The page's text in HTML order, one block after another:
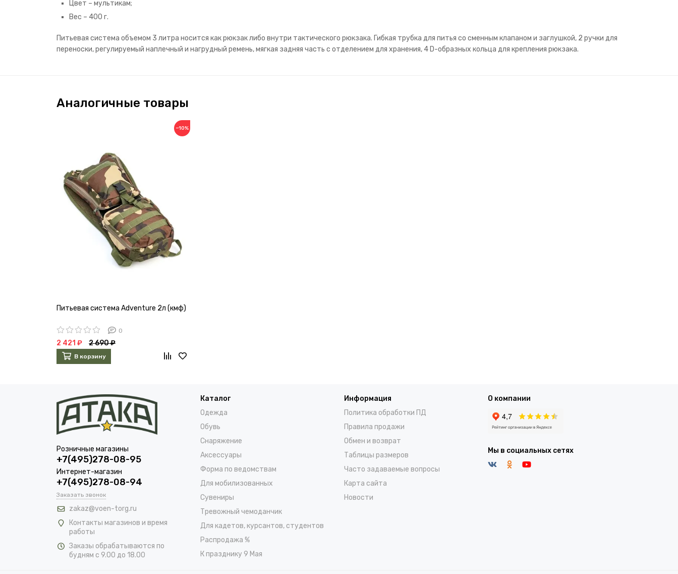
Цвет – мультикам;
Вес – 400 г.
Питьевая система объемом 3 литра носится как рюкзак либо внутри тактического рюкзака. Гибкая трубка для питья со сменным клапаном и заглушкой, 2 ручки для
переноски, регулируемый наплечный и нагрудный ремень, мягкая задняя часть с отделением для хранения, 4 D-образных кольца для крепления рюкзака.
Аналогичные товары
−10%
Питьевая система Аdventure 2л (кмф)
0
2 421 ₽ 2 690 ₽
В корзину
Розничные магазины
+7(495)278-08-95
Интернет-магазин
+7(495)278-08-94
Заказать звонок
zakaz@voen-torg.ru
Контакты магазинов и время
работы
Заказы обрабатываются по
будням с 9.00 до 18.00
Каталог
Одежда
Обувь
Снаряжение
Аксессуары
Форма по ведомствам
Для мобилизованных
Сувениры
Тревожный чемоданчик
Для кадетов, курсантов, студентов
Распродажа %
К празднику 9 Мая
Информация
Политика обработки ПД
Правила продажи
Обмен и возврат
Таблицы размеров
Часто задаваемые вопросы
Карта сайта
Новости
О компании
Мы в социальных сетях